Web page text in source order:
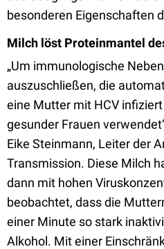
besonderen Eigenschaften
Milch löst Proteinmantel
„Um immunologische
auszuschließen, die
eine Mutter mit HCV
gesunder Frauen
Eike Steinmann, Leiter der
Transmission. Diese Milch
dann mit hohen
beobachtet, dass die
einer Minute so stark
Alkohol. Mit einer